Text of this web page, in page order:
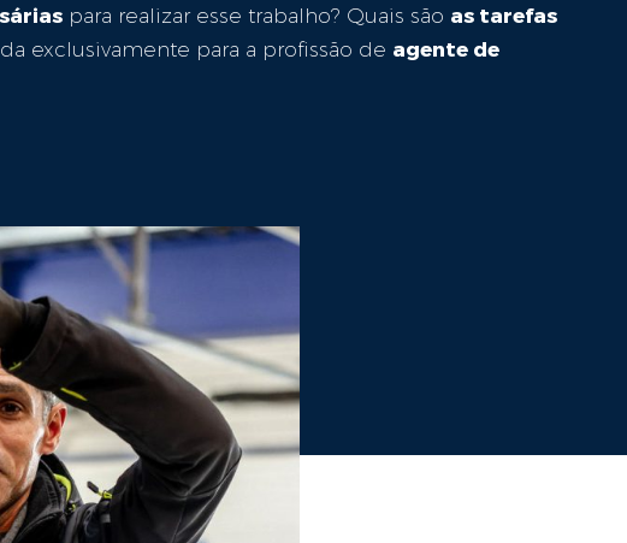
para realizar esse trabalho? Quais são as tarefas
exclusivamente para a profissão de agente de